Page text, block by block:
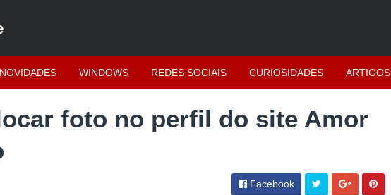
WINDOWS REDES SOCIAIS CURIOSIDADES ARTIGOS
foto no perfil do site Amor
Facebook